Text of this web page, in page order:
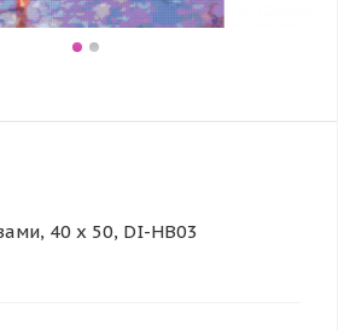
40 x 50, DI-HB03